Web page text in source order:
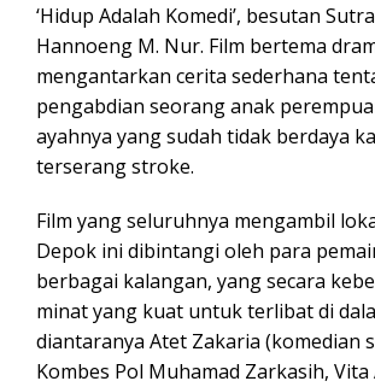
‘Hidup Adalah Komedi’, besutan
Hannoeng M. Nur. Film bertema
mengantarkan cerita sederhana
pengabdian seorang anak
ayahnya yang sudah tidak berdaya
terserang stroke.
Film yang seluruhnya mengambil
Depok ini dibintangi oleh para
berbagai kalangan, yang secara
minat yang kuat untuk terlibat di
diantaranya Atet Zakaria (komedian
Kombes Pol Muhamad Zarkasih, Vita